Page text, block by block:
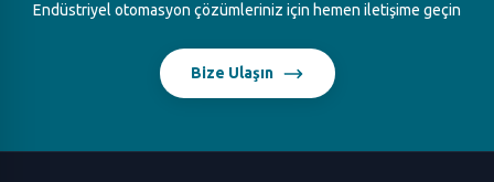
Endüstriyel otomasyon çözümleriniz için hemen iletişime geçin
Bize Ulaşın